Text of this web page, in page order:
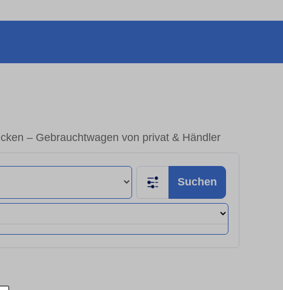
– Gebrauchtwagen von privat & Händler
Suchen